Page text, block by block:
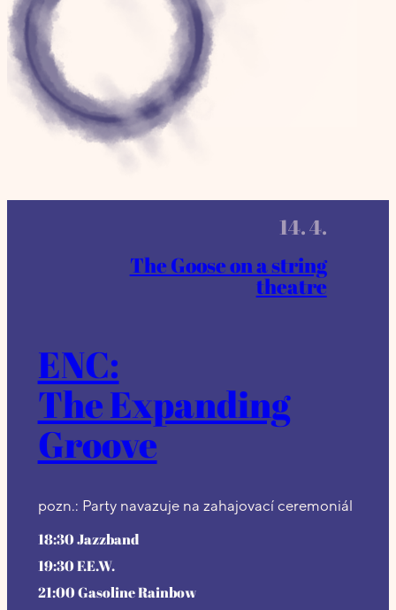
14. 4.
The Goose on a string
theatre
ENC:
The Expanding
Groove
pozn.: Party navazuje na zahajovací ceremoniál
18:30 Jazzband
19:30 F.E.W.
21:00 Gasoline Rainbow